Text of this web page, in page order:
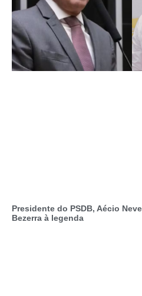
Presidente do PSDB, Aécio
Bezerra à legenda